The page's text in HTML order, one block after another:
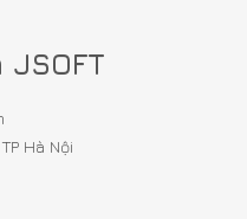
Hà Nội